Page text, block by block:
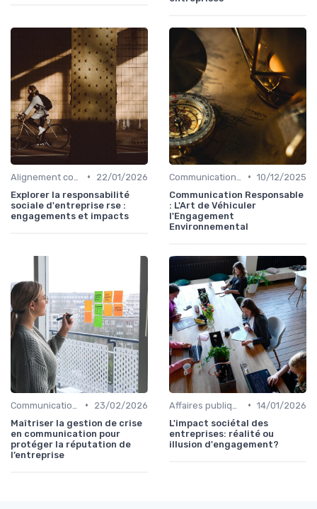
•
22/01/2026
Explorer la responsabilité
sociale d'entreprise rse :
engagements et impacts
• 10/12/2025
Communication Responsable
: L'Art de Véhiculer
l'Engagement
Environnemental
•
23/02/2026
Maîtriser la gestion de crise
en communication pour
protéger la réputation de
l’entreprise
• 14/01/2026
L'impact sociétal des
entreprises: réalité ou
illusion d'engagement?